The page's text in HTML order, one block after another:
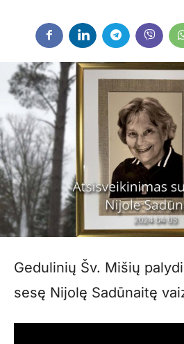
Gedulinių Šv. Mišių
sesę Nijolę Sadūnaitę